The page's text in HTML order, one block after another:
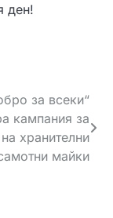
ден!
за всеки“
кампания за
хранителни
майки